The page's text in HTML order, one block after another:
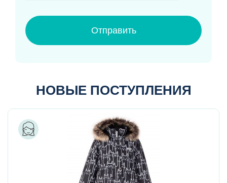
Отправить
НОВЫЕ ПОСТУПЛЕНИЯ